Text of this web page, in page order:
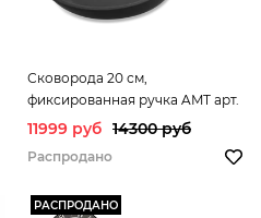
Сковорода 20 см,
фиксированная ручка AMT арт.
AMT I-420FIX
11999 руб 14300 руб
Распродано
РАСПРОДАНО